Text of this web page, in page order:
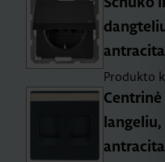
Schuko
Produkto
Centrinė
langeliu,